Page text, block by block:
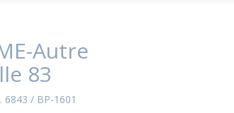
Autre
83
6843 / BP-1601